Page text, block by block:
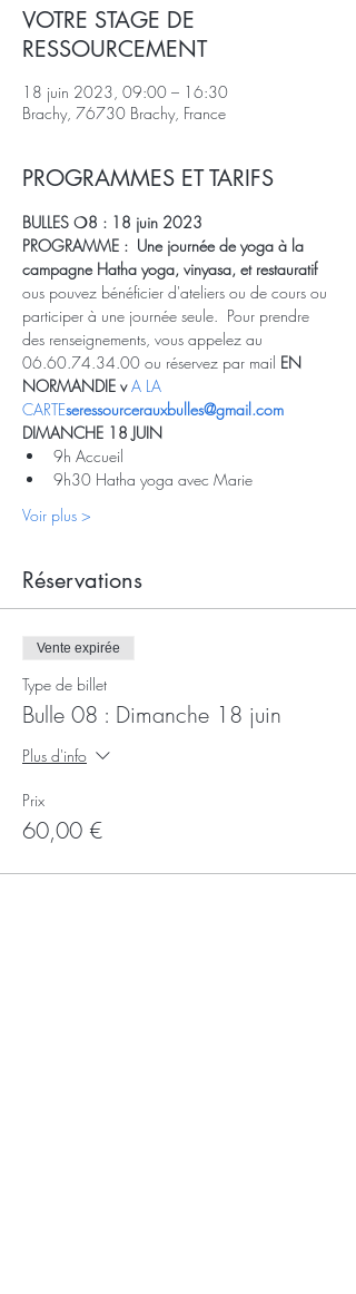
VOTRE STAGE DE
RESSOURCEMENT
18 juin 2023, 09:00 – 16:30
Brachy, 76730 Brachy, France
PROGRAMMES ET TARIFS
BULLES ❍8 : 18 juin 2023
PROGRAMME :  Une journée de yoga à la
campagne Hatha yoga, vinyasa, et restauratif
ous pouvez bénéficier d'ateliers ou de cours ou
participer à une journée seule.  Pour prendre
des renseignements, vous appelez au
06.60.74.34.00 ou réservez par mail EN
NORMANDIE v A LA
CARTEseressourcerauxbulles@gmail.com
DIMANCHE 18 JUIN
9h Accueil
9h30 Hatha yoga avec Marie
Voir plus >
Réservations
Vente expirée
Type de billet
Bulle 08 : Dimanche 18 juin
Plus d'info
Prix
60,00 €